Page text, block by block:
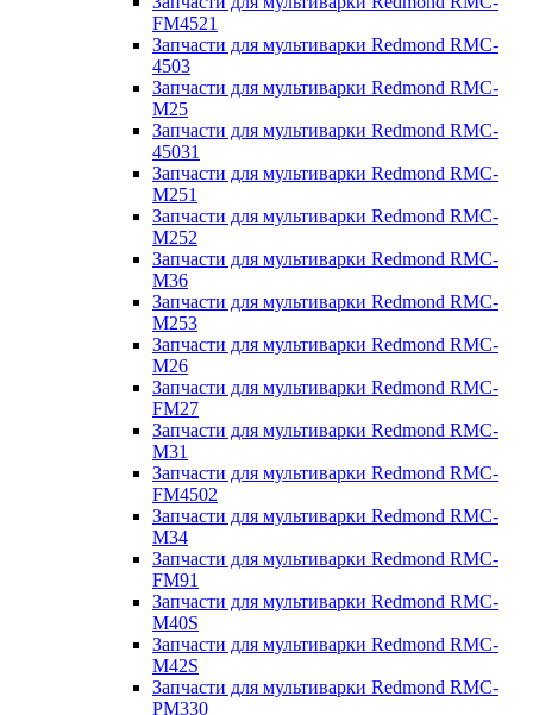
FM4521
Запчасти для мультиварки Redmond RMC-
4503
Запчасти для мультиварки Redmond RMC-
M25
Запчасти для мультиварки Redmond RMC-
45031
Запчасти для мультиварки Redmond RMC-
M251
Запчасти для мультиварки Redmond RMC-
M252
Запчасти для мультиварки Redmond RMC-
M36
Запчасти для мультиварки Redmond RMC-
M253
Запчасти для мультиварки Redmond RMC-
M26
Запчасти для мультиварки Redmond RMC-
FM27
Запчасти для мультиварки Redmond RMC-
M31
Запчасти для мультиварки Redmond RMC-
FM4502
Запчасти для мультиварки Redmond RMC-
M34
Запчасти для мультиварки Redmond RMC-
FM91
Запчасти для мультиварки Redmond RMC-
M40S
Запчасти для мультиварки Redmond RMC-
M42S
Запчасти для мультиварки Redmond RMC-
PM330